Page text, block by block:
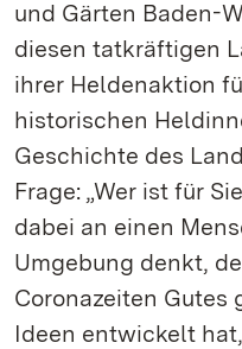
und Gärten Baden-
diesen tatkräftigen
ihrer Heldenaktion
historischen
Geschichte des
Frage: „Wer ist für
dabei an einen
Umgebung denkt,
Coronazeiten Gutes
Ideen entwickelt